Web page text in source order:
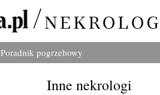
Poradnik pogrzebowy
Inne nekrologi